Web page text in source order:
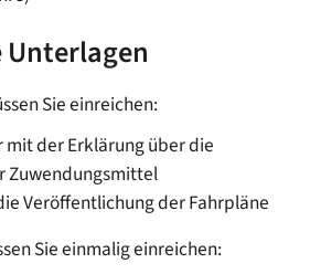
Sie einreichen:
der Erklärung über die
Zuwendungsmittel
Veröffentlichung der Fahrpläne
Sie einmalig einreichen: